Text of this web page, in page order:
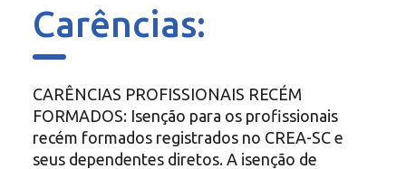
Carências:
CARÊNCIAS PROFISSIONAIS RECÉM
FORMADOS: Isenção para os profissionais
recém formados registrados no CREA-SC e
seus dependentes diretos. A isenção de